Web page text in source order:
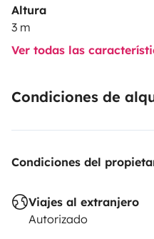
Altura
3 m
Ver todas las
Condiciones de
Condiciones del
Viajes al extranjero
Autorizado